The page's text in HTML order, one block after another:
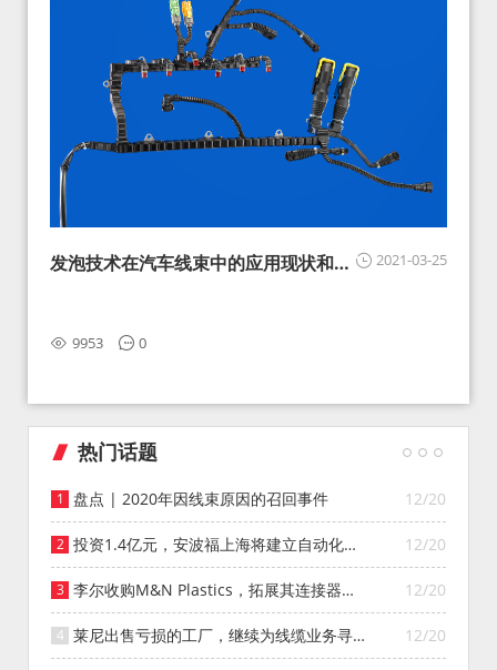
2021-03-25
发泡技术在汽车线束中的应用现状和展
9953 0
热门话题
12/20
盘点 | 2020年因线束原因的召回事件
12/20
投资1.4亿元，安波福上海将建立自动化智
能仓库
12/20
李尔收购M&N Plastics，拓展其连接器系
统业务
12/20
莱尼出售亏损的工厂，继续为线缆业务寻找
投资者